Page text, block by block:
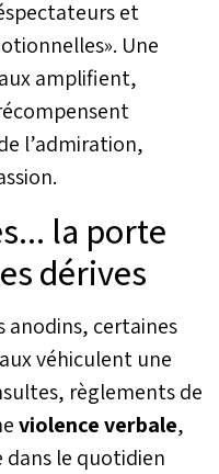
et
Une
amplifient,
l’admiration,
la porte
dérives
anodins, certaines
véhiculent une
règlements de
violence verbale,
dans le quotidien